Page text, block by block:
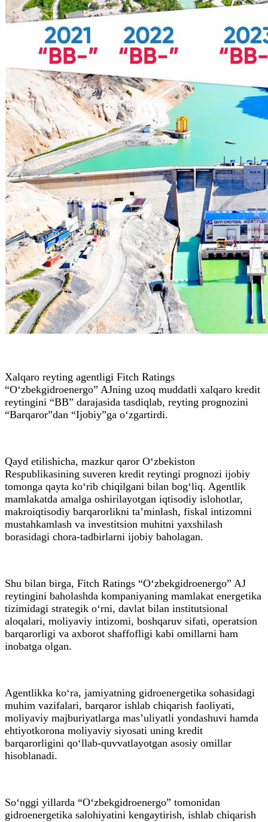
Xalqaro reyting agentligi Fitch Ratings
“O‘zbekgidroenergo” AJning uzoq muddatli xalqaro kredit
reytingini “BB” darajasida tasdiqlab, reyting prognozini
“Barqaror”dan “Ijobiy”ga o‘zgartirdi.
Qayd etilishicha, mazkur qaror O‘zbekiston
Respublikasining suveren kredit reytingi prognozi ijobiy
tomonga qayta ko‘rib chiqilgani bilan bog‘liq. Agentlik
mamlakatda amalga oshirilayotgan iqtisodiy islohotlar,
makroiqtisodiy barqarorlikni ta’minlash, fiskal intizomni
mustahkamlash va investitsion muhitni yaxshilash
borasidagi chora-tadbirlarni ijobiy baholagan.
Shu bilan birga, Fitch Ratings “O‘zbekgidroenergo” AJ
reytingini baholashda kompaniyaning mamlakat energetika
tizimidagi strategik o‘rni, davlat bilan institutsional
aloqalari, moliyaviy intizomi, boshqaruv sifati, operatsion
barqarorligi va axborot shaffofligi kabi omillarni ham
inobatga olgan.
Agentlikka ko‘ra, jamiyatning gidroenergetika sohasidagi
muhim vazifalari, barqaror ishlab chiqarish faoliyati,
moliyaviy majburiyatlarga mas’uliyatli yondashuvi hamda
ehtiyotkorona moliyaviy siyosati uning kredit
barqarorligini qo‘llab-quvvatlayotgan asosiy omillar
hisoblanadi.
So‘nggi yillarda “O‘zbekgidroenergo” tomonidan
gidroenergetika salohiyatini kengaytirish, ishlab chiqarish